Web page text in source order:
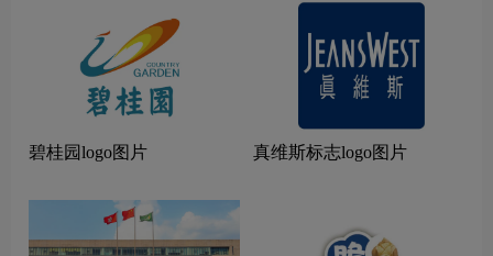
碧桂园logo图片 真维斯标志logo图片